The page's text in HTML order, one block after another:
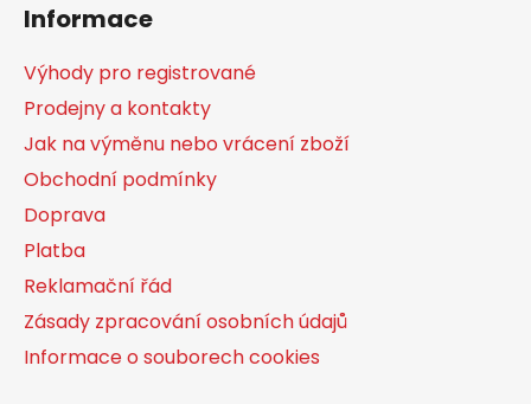
Informace
Výhody pro registrované
Prodejny a kontakty
Jak na výměnu nebo vrácení zboží
Obchodní podmínky
Doprava
Platba
Reklamační řád
Zásady zpracování osobních údajů
Informace o souborech cookies